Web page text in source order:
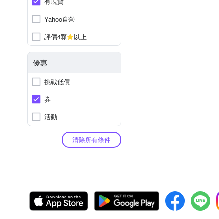
Yahoo自營
評價4顆
以上
優惠
挑戰低價
券
活動
清除所有條件